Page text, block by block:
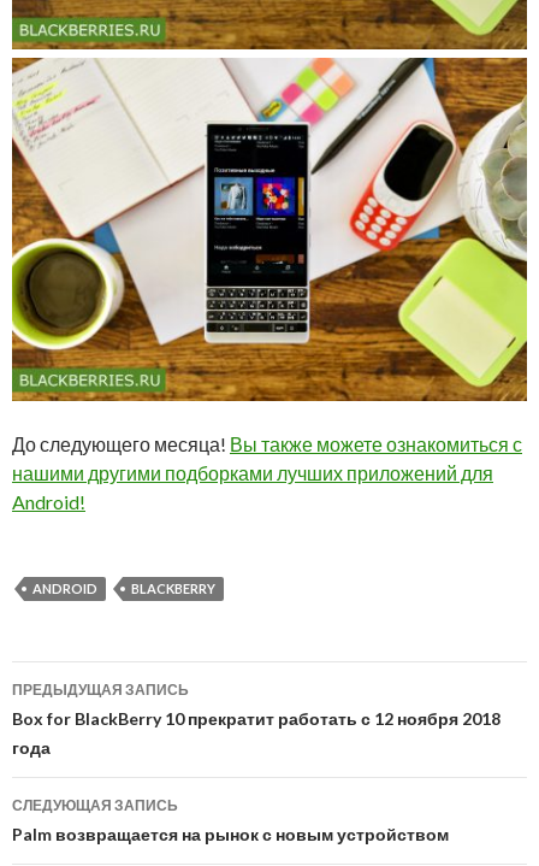
До следующего месяца! Вы также можете ознакомиться с
нашими другими подборками лучших приложений для
Android!
ANDROID BLACKBERRY
Навигация
по
записям
ПРЕДЫДУЩАЯ ЗАПИСЬ
Box for BlackBerry 10 прекратит работать с 12 ноября 2018
года
СЛЕДУЮЩАЯ ЗАПИСЬ
Palm возвращается на рынок с новым устройством